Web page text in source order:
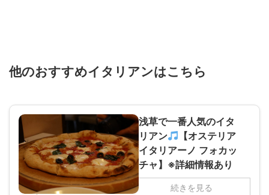
他のおすすめイタリアンはこちら
浅草で一番人気のイタ
リアン
【オステリア
イタリアーノ フォカッ
チャ】※詳細情報あり
続きを見る